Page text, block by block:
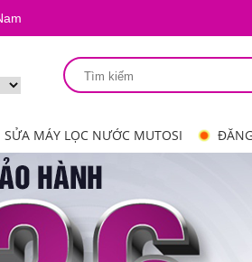
SỬA MÁY LỌC NƯỚC MUTOSI